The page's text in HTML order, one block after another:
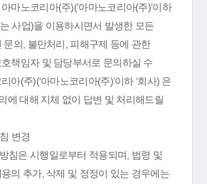
마노코리아(주)(‘아마노코리아(주)’이하
사업)을 이용하시면서 발생한 모든
문의, 불만처리, 피해구제 등에 관한
책임자 및 담당부서로 문의하실 수
아(주)(‘아마노코리아(주)’이하 ‘회사) 은
에 대해 지체 없이 답변 및 처리해드릴
변경
침은 시행일로부터 적용되며, 법령 및
의 추가, 삭제 및 정정이 있는 경우에는